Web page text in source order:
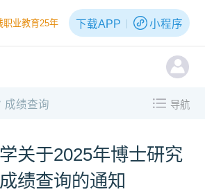
职业教育25年 下载APP 小程序
成绩查询 导航
关于2025年博士研究
绩查询的通知